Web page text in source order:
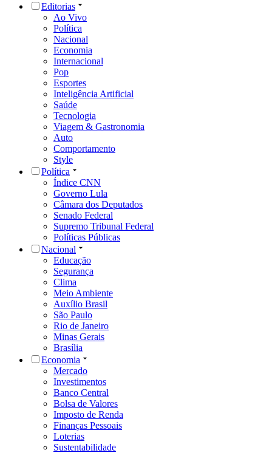
Editorias
Ao Vivo
Política
Nacional
Economia
Internacional
Pop
Esportes
Inteligência Artificial
Saúde
Tecnologia
Viagem & Gastronomia
Auto
Comportamento
Style
Política
Índice CNN
Governo Lula
Câmara dos Deputados
Senado Federal
Supremo Tribunal Federal
Políticas Públicas
Nacional
Educação
Segurança
Clima
Meio Ambiente
Auxílio Brasil
São Paulo
Rio de Janeiro
Minas Gerais
Brasília
Economia
Mercado
Investimentos
Banco Central
Bolsa de Valores
Imposto de Renda
Finanças Pessoais
Loterias
Sustentabilidade